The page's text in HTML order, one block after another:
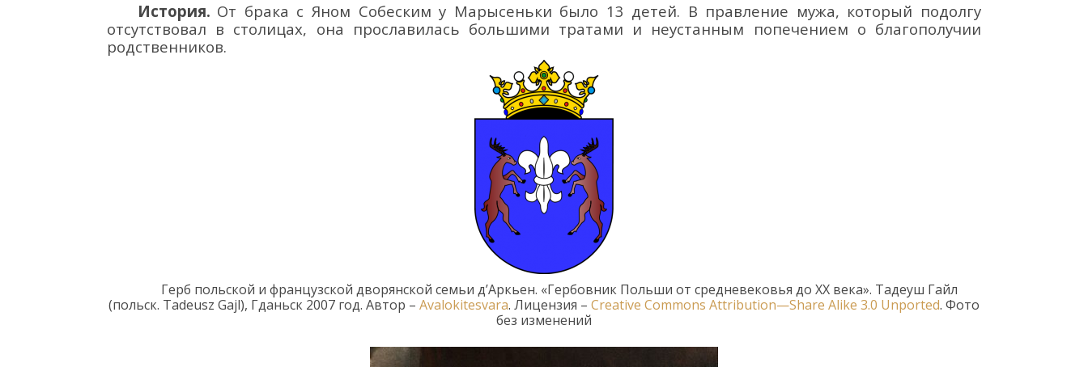
История. От брака с Яном Собеским у Марысеньки было 13 детей. В правление мужа, который подолгу
отсутствовал в столицах, она прославилась большими тратами и неустанным попечением о благополучии
родственников.
Герб польской и французской дворянской семьи д’Аркьен. «Гербовник Польши от средневековья до XX века». Тадеуш Гайл
(польск. Tadeusz Gajl), Гданьск 2007 год. Автор – Avalokitesvara. Лицензия – Creative Commons Attribution—Share Alike 3.0 Unported. Фото
без изменений